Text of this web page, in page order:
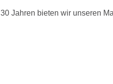
Jahren bieten wir unseren